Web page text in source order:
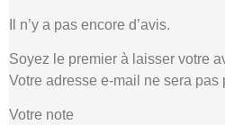
Il n’y a pas encore d’avis.
Soyez le premier à laisser votre
Votre adresse e-mail ne sera pas
Votre note